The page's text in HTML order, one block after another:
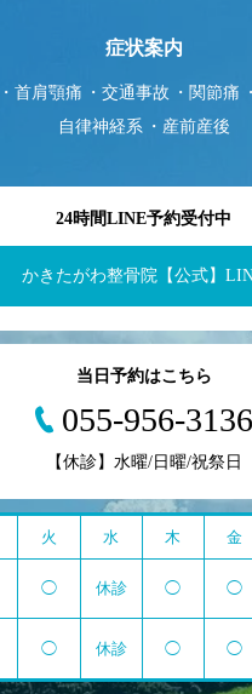
症状案内
首肩顎痛 交通事故 関節痛
自律神経系
産前産後
24時間LINE予約受付中
かきたがわ整骨院【公式】
当日予約はこちら
055-956-3136
【休診】水曜/日曜/祝祭日
火 水 木 金
◯ 休診 ◯ ◯
◯ 休診 ◯ ◯